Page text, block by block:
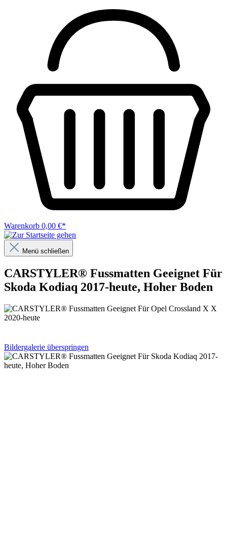
Warenkorb 0,00 €*
Menü schließen
CARSTYLER® Fussmatten Geeignet Für
Skoda Kodiaq 2017-heute, Hoher Boden
Bildergalerie überspringen